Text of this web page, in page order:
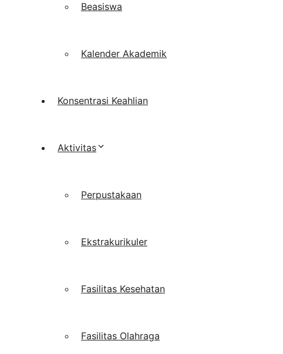
Beasiswa
Kalender Akademik
Konsentrasi Keahlian
Aktivitas
Perpustakaan
Ekstrakurikuler
Fasilitas Kesehatan
Fasilitas Olahraga